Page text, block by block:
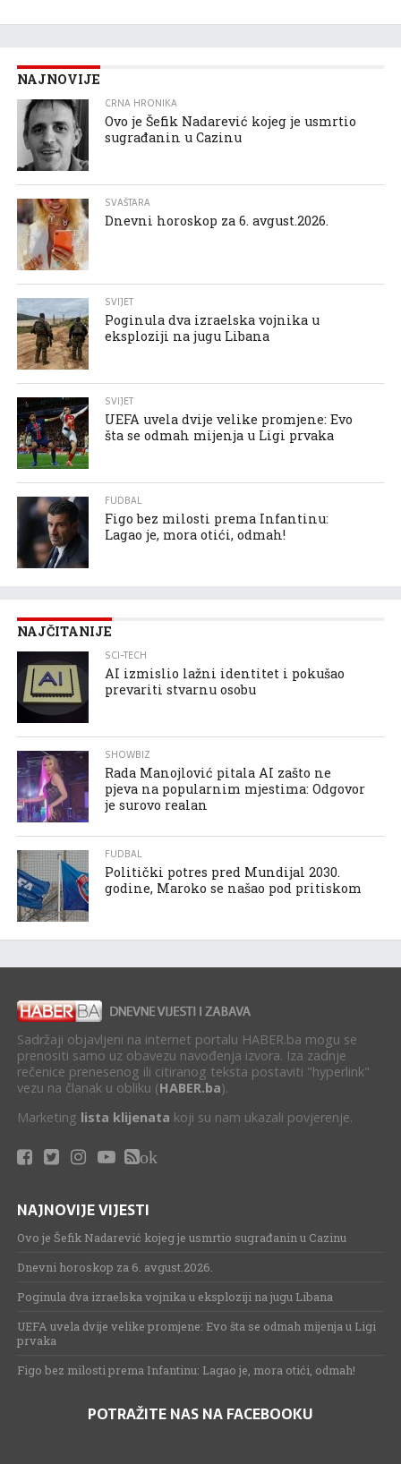
NAJNOVIJE
CRNA HRONIKA
Ovo je Šefik Nadarević kojeg je usmrtio
sugrađanin u Cazinu
SVAŠTARA
Dnevni horoskop za 6. avgust.2026.
SVIJET
Poginula dva izraelska vojnika u
eksploziji na jugu Libana
SVIJET
UEFA uvela dvije velike promjene: Evo
šta se odmah mijenja u Ligi prvaka
FUDBAL
Figo bez milosti prema Infantinu:
Lagao je, mora otići, odmah!
NAJČITANIJE
SCI-TECH
AI izmislio lažni identitet i pokušao
prevariti stvarnu osobu
SHOWBIZ
Rada Manojlović pitala AI zašto ne
pjeva na popularnim mjestima: Odgovor
je surovo realan
FUDBAL
Politički potres pred Mundijal 2030.
godine, Maroko se našao pod pritiskom
Sadržaji objavljeni na internet portalu HABER.ba mogu se
prenositi samo uz obavezu navođenja izvora. Iza zadnje
rečenice prenesenog ili citiranog teksta postaviti "hyperlink"
vezu na članak u obliku (HABER.ba).
Marketing lista klijenata koji su nam ukazali povjerenje.
ok
NAJNOVIJE VIJESTI
Ovo je Šefik Nadarević kojeg je usmrtio sugrađanin u Cazinu
Dnevni horoskop za 6. avgust.2026.
Poginula dva izraelska vojnika u eksploziji na jugu Libana
UEFA uvela dvije velike promjene: Evo šta se odmah mijenja u Ligi
prvaka
Figo bez milosti prema Infantinu: Lagao je, mora otići, odmah!
POTRAŽITE NAS NA FACEBOOKU